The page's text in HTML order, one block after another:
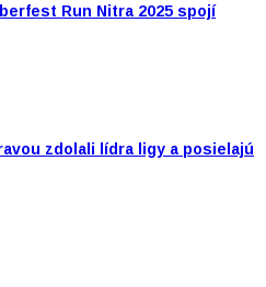
Run Nitra 2025 spojí
zdolali lídra ligy a posielajú